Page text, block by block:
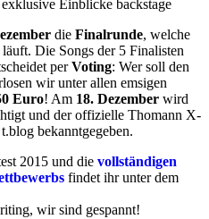
Einblicke backstage
die Finalrunde, welche
läuft. Die Songs der 5 Finalisten
perVoting: Wer soll den
wir unter allen emsigen
Euro! Am 18. Dezember wird
und der offizielle Thomann X-
bekanntgegeben.
2015 und die vollständigen
findet ihr unter dem
wir sind gespannt!